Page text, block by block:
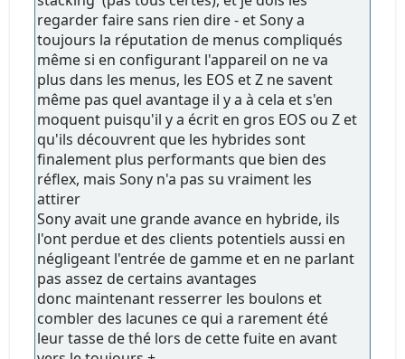
regarder faire sans rien dire - et Sony a
toujours la réputation de menus compliqués
même si en configurant l'appareil on ne va
plus dans les menus, les EOS et Z ne savent
même pas quel avantage il y a à cela et s'en
moquent puisqu'il y a écrit en gros EOS ou Z et
qu'ils découvrent que les hybrides sont
finalement plus performants que bien des
réflex, mais Sony n'a pas su vraiment les
attirer
Sony avait une grande avance en hybride, ils
l'ont perdue et des clients potentiels aussi en
négligeant l'entrée de gamme et en ne parlant
pas assez de certains avantages
donc maintenant resserrer les boulons et
combler des lacunes ce qui a rarement été
leur tasse de thé lors de cette fuite en avant